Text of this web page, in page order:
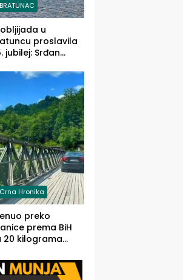
BRATUNAC
u
proslavila
jubilej: Srđan
od 2.040
(FOTO)
Crna Hronika
preko
prema BiH
20 kilograma